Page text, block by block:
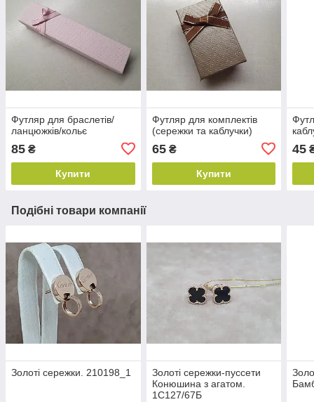
Футляр для браслетів/
ланцюжків/кольє
85 ₴
Купити
Футляр для комплектів
(сережки та каблучки)
65₴
Купити
45
Подібні товари компанії
Золоті сережки. 210198_1
Золоті сережки-пуссети
Конюшина з агатом.
1С127/67Б